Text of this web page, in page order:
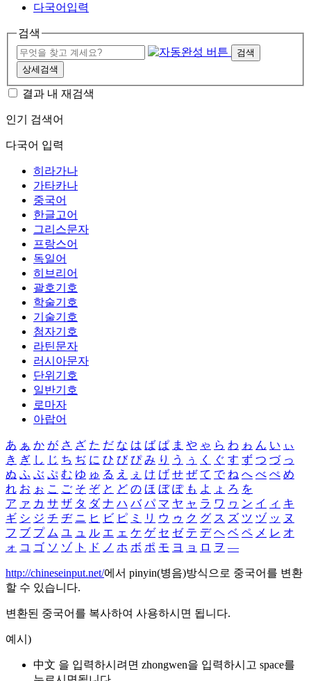
다국어입력
검색
검색
상세검색
결과 내 재검색
인기 검색어
다국어 입력
히라가나
가타카나
중국어
한글고어
그리스문자
프랑스어
독일어
히브리어
괄호기호
학술기호
기술기호
첨자기호
라틴문자
러시아문자
단위기호
일반기호
로마자
아랍어
あ ぁ か が さ ざ た だ な は ば ぱ ま や ゃ ら わ ゎ ん い ぃ
き ぎ し じ ち ぢ に ひ び ぴ み り う ぅ く ぐ す ず つ づ っ
ぬ ふ ぶ ぷ む ゆ ゅ る え ぇ け げ せ ぜ て で ね へ べ ぺ め
れ お ぉ こ ご そ ぞ と ど の ほ ぼ ぽ も よ ょ ろ を
ア ァ カ サ ザ タ ダ ナ ハ バ パ マ ヤ ャ ラ ワ ヮ ン イ ィ キ
ギ シ ジ チ ヂ ニ ヒ ビ ピ ミ リ ウ ゥ ク グ ス ズ ツ ヅ ッ ヌ
フ ブ プ ム ユ ュ ル エ ェ ケ ゲ セ ゼ テ デ ヘ ベ ペ メ レ オ
ォ コ ゴ ソ ゾ ト ド ノ ホ ボ ポ モ ヨ ョ ロ ヲ ―
http://chineseinput.net/에서 pinyin(병음)방식으로 중국어를 변환
할 수 있습니다.
변환된 중국어를 복사하여 사용하시면 됩니다.
예시)
中文 을 입력하시려면 zhongwen을 입력하시고 space를